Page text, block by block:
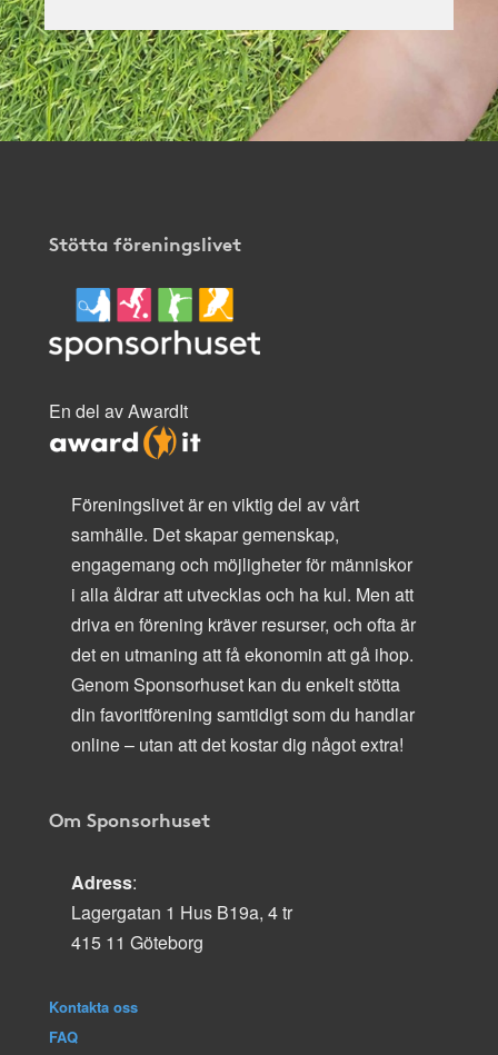
Stötta föreningslivet
En del av AwardIt
Föreningslivet är en viktig del av vårt
samhälle. Det skapar gemenskap,
engagemang och möjligheter för människor
i alla åldrar att utvecklas och ha kul. Men att
driva en förening kräver resurser, och ofta är
det en utmaning att få ekonomin att gå ihop.
Genom Sponsorhuset kan du enkelt stötta
din favoritförening samtidigt som du handlar
online – utan att det kostar dig något extra!
Om Sponsorhuset
Adress:
Lagergatan 1 Hus B19a, 4 tr
415 11 Göteborg
Kontakta oss
FAQ